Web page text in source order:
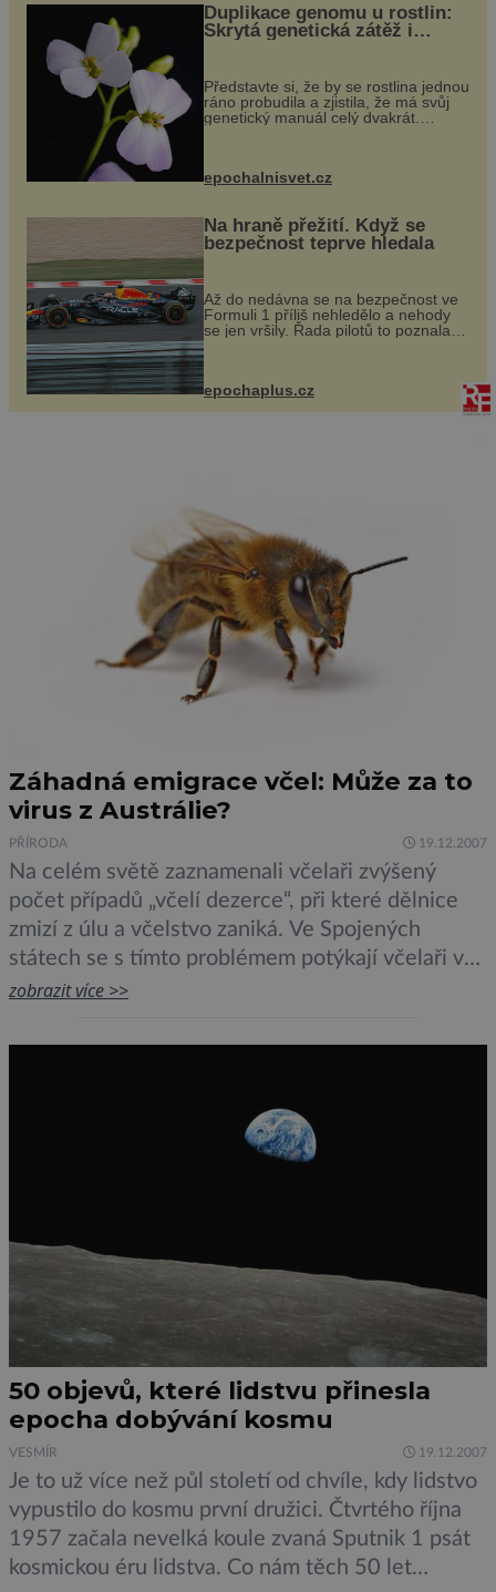
z pravých dobových předmětů, fresek i obrazů
objevených v Pompejích. Nicméně značná […]
Duplikace genomu u rostlin:
Skrytá genetická zátěž i
Představte si, že by se rostlina jednou
ráno probudila a zjistila, že má svůj
genetický manuál celý dvakrát.
epochalnisvet.cz
Na hraně přežití. Když se
bezpečnost teprve hledala
Až do nedávna se na bezpečnost ve
Formuli 1 příliš nehledělo a nehody
se jen vršily. Řada pilotů to poznala
epochaplus.cz
Záhadná emigrace včel: Může za to
virus z Austrálie?
PŘÍRODA 19.12.2007
Na celém světě zaznamenali včelaři zvýšený
počet případů „včelí dezerce“, při které dělnice
zmizí z úlu a včelstvo zaniká. Ve Spojených
státech se s tímto problémem potýkají včelaři ve
dvaadvaceti státech včetně Havaje.Někteří přišli
i když v menším rozsahu a s poněkud jinými
zobrazit více >>
50 objevů, které lidstvu přinesla
epocha dobývání kosmu
VESMÍR 19.12.2007
Je to už více než půl století od chvíle, kdy lidstvo
vypustilo do kosmu první družici. Čtvrtého října
1957 začala nevelká koule zvaná Sputnik 1 psát
kosmickou éru lidstva. Co nám těch 50 let